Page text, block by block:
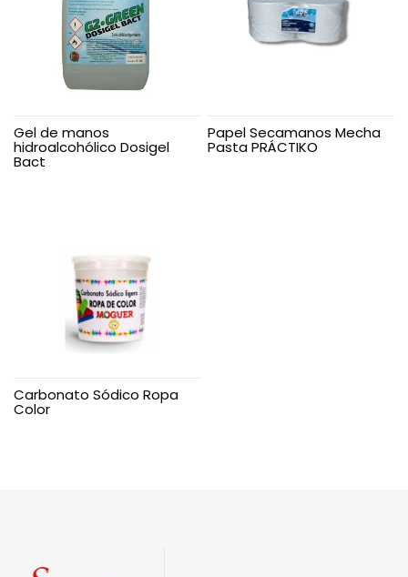
Gel de manos
hidroalcohólico Dosigel
Bact
Papel Secamanos Mecha
Pasta PRÁCTIKO
Carbonato Sódico Ropa
Color